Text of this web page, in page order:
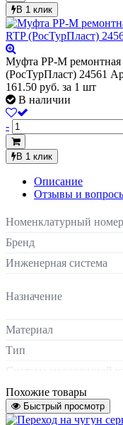
В 1 клик
Муфта PP-M
(РосТурПласт) 24561
161.50 руб. за 1 шт
В наличии
-
В 1 клик
Описание
Отзывы и
Номенклатурный номер
Бренд
Инженерная система
Назначение
Материал
Тип
Система малошумной
Цвет
Масса нетто
Похожие товары
Быстрый просмотр